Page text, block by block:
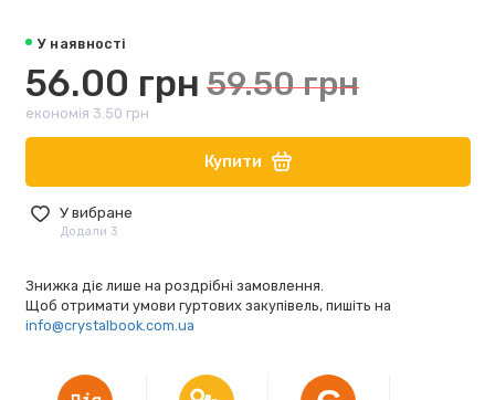
У наявності
56.00 грн 59.50 грн
економія 3.50 грн
Купити
У вибране
Додали 3
Знижка діє лише на роздрібні замовлення.
Щоб отримати умови гуртових закупівель, пишіть на
info@crystalbook.com.ua